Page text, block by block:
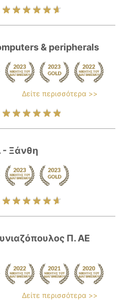
& peripherals
Δείτε περισσότερα >>
- Ξάνθη
Π. ΑΕ
Δείτε περισσότερα >>